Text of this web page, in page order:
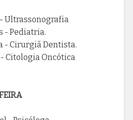
Ultrassonografia
- Pediatria.
- Cirurgiã Dentista.
Citologia Oncótica